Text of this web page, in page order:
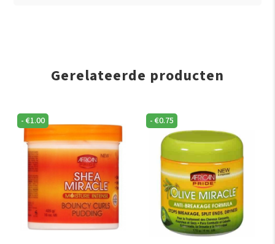
Gerelateerde producten
-€1.00 -€0.75